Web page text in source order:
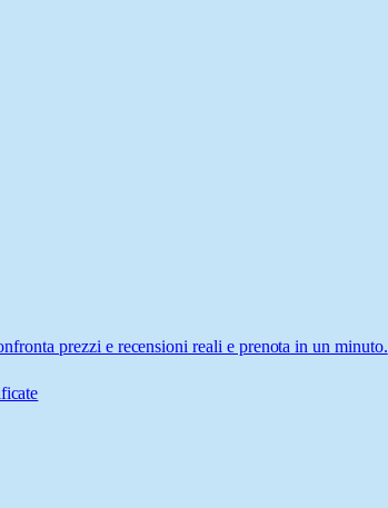
prezzi e recensioni reali e prenota in un minuto.